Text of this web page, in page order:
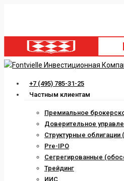
content
Menu
+7 (495) 785-31-25
Частным клиентам
Премиальное
Доверительное
Структурные облигации
Pre-IPO
Сегрегированные
Трейдинг
ИИС